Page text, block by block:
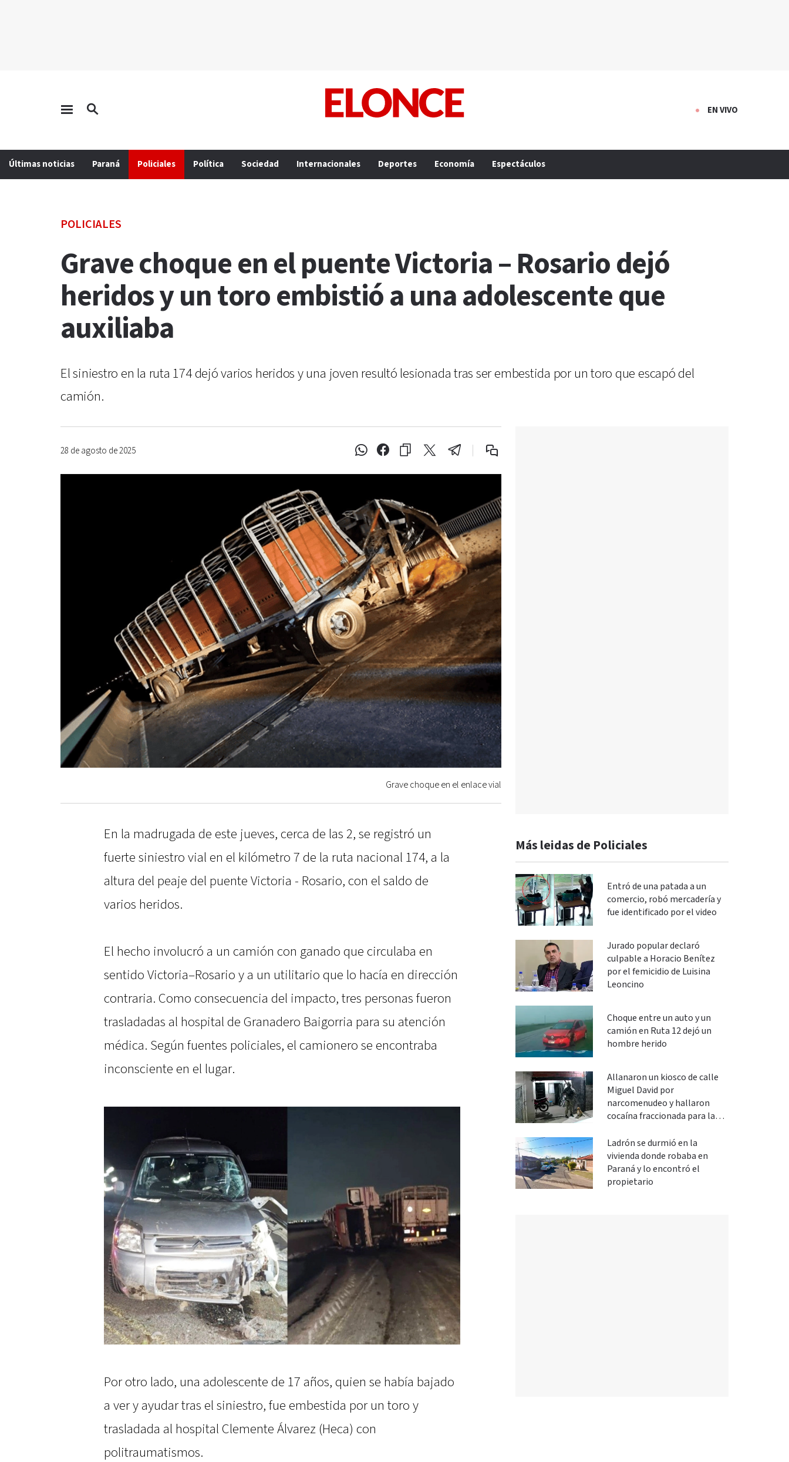
EN VIVO
Últimas noticias Paraná Policiales Política Sociedad Internacionales Deportes Economía Espectáculos
POLICIALES
Grave choque en el puente Victoria – Rosario dejó
heridos y un toro embistió a una adolescente que
auxiliaba
El siniestro en la ruta 174 dejó varios heridos y una joven resultó lesionada tras ser embestida por un toro que escapó del
camión.
28 de agosto de 2025
Grave choque en el enlace vial
En la madrugada de este jueves, cerca de las 2, se registró un
fuerte siniestro vial en el kilómetro 7 de la ruta nacional 174, a la
altura del peaje del puente Victoria - Rosario, con el saldo de
varios heridos.
El hecho involucró a un camión con ganado que circulaba en
sentido Victoria–Rosario y a un utilitario que lo hacía en dirección
contraria. Como consecuencia del impacto, tres personas fueron
trasladadas al hospital de Granadero Baigorria para su atención
médica. Según fuentes policiales, el camionero se encontraba
inconsciente en el lugar.
Por otro lado, una adolescente de 17 años, quien se había bajado
a ver y ayudar tras el siniestro, fue embestida por un toro y
trasladada al hospital Clemente Álvarez (Heca) con
politraumatismos.
Más leidas de Policiales
Entró de una patada a un
comercio, robó mercadería y
fue identificado por el video
Jurado popular declaró
culpable a Horacio Benítez
por el femicidio de Luisina
Leoncino
Choque entre un auto y un
camión en Ruta 12 dejó un
hombre herido
Allanaron un kiosco de calle
Miguel David por
narcomenudeo y hallaron
cocaína fraccionada para la
Ladrón se durmió en la
vivienda donde robaba en
Paraná y lo encontró el
propietario